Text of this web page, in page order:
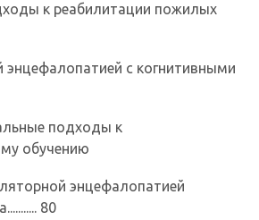
к реабилитации пожилых
энцефалопатией с когнитивными
подходы к
обучению
энцефалопатией
80